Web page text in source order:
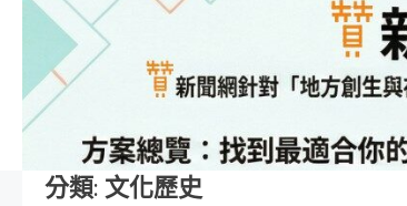
分類: 文化歷史